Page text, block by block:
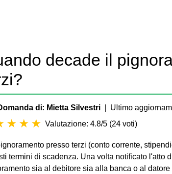
decade il
di: Mietta Silvestri | Ultimo
Valutazione: 4.8/5 (24 voti)
presso terzi (conto corrente,
termini di scadenza. Una volta notificato l'atto
sia al debitore sia alla banca o al datore